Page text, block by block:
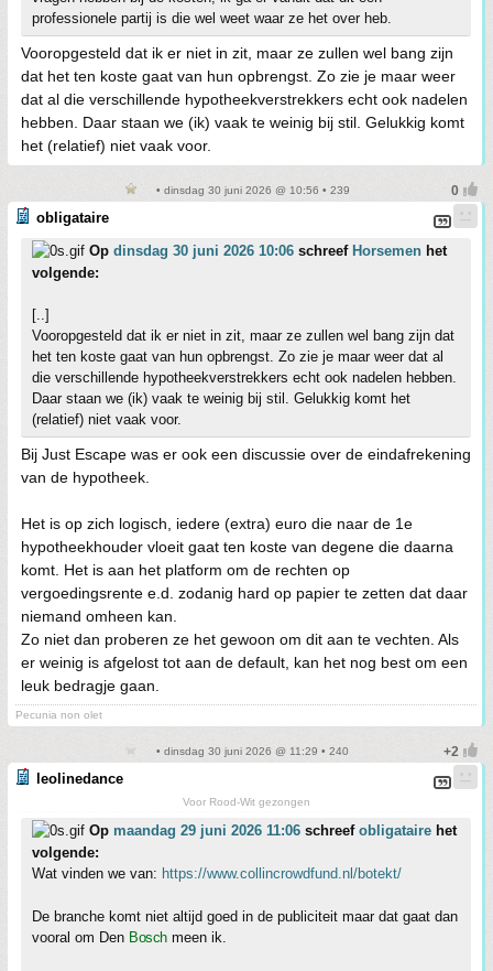
professionele partij is die wel weet waar ze het over heb.
Vooropgesteld dat ik er niet in zit, maar ze zullen wel bang zijn
dat het ten koste gaat van hun opbrengst. Zo zie je maar weer
dat al die verschillende hypotheekverstrekkers echt ook nadelen
hebben. Daar staan we (ik) vaak te weinig bij stil. Gelukkig komt
het (relatief) niet vaak voor.
• dinsdag 30 juni 2026 @ 10:56 • 239
obligataire
Op dinsdag 30 juni 2026 10:06 schreef Horsemen het
volgende:
[..]
Vooropgesteld dat ik er niet in zit, maar ze zullen wel bang zijn dat
het ten koste gaat van hun opbrengst. Zo zie je maar weer dat al
die verschillende hypotheekverstrekkers echt ook nadelen hebben.
Daar staan we (ik) vaak te weinig bij stil. Gelukkig komt het
(relatief) niet vaak voor.
Bij Just Escape was er ook een discussie over de eindafrekening
van de hypotheek.
Het is op zich logisch, iedere (extra) euro die naar de 1e
hypotheekhouder vloeit gaat ten koste van degene die daarna
komt. Het is aan het platform om de rechten op
vergoedingsrente e.d. zodanig hard op papier te zetten dat daar
niemand omheen kan.
Zo niet dan proberen ze het gewoon om dit aan te vechten. Als
er weinig is afgelost tot aan de default, kan het nog best om een
leuk bedragje gaan.
Pecunia non olet
• dinsdag 30 juni 2026 @ 11:29 • 240
leolinedance
Voor Rood-Wit gezongen
Op maandag 29 juni 2026 11:06 schreef obligataire het
volgende:
Wat vinden we van: https://www.collincrowdfund.nl/botekt/
De branche komt niet altijd goed in de publiciteit maar dat gaat dan
vooral om Den Boschmeen ik.